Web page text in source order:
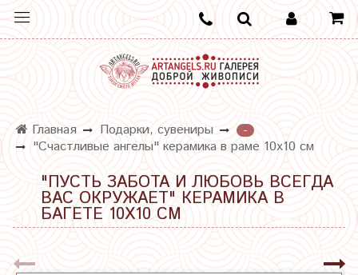
Главная Подарки, сувениры
-
"Счастливые ангелы" керамика в раме 10х10 см
"ПУСТЬ ЗАБОТА И ЛЮБОВЬ ВСЕГДА
ВАС ОКРУЖАЕТ" КЕРАМИКА В
БАГЕТЕ 10Х10 СМ